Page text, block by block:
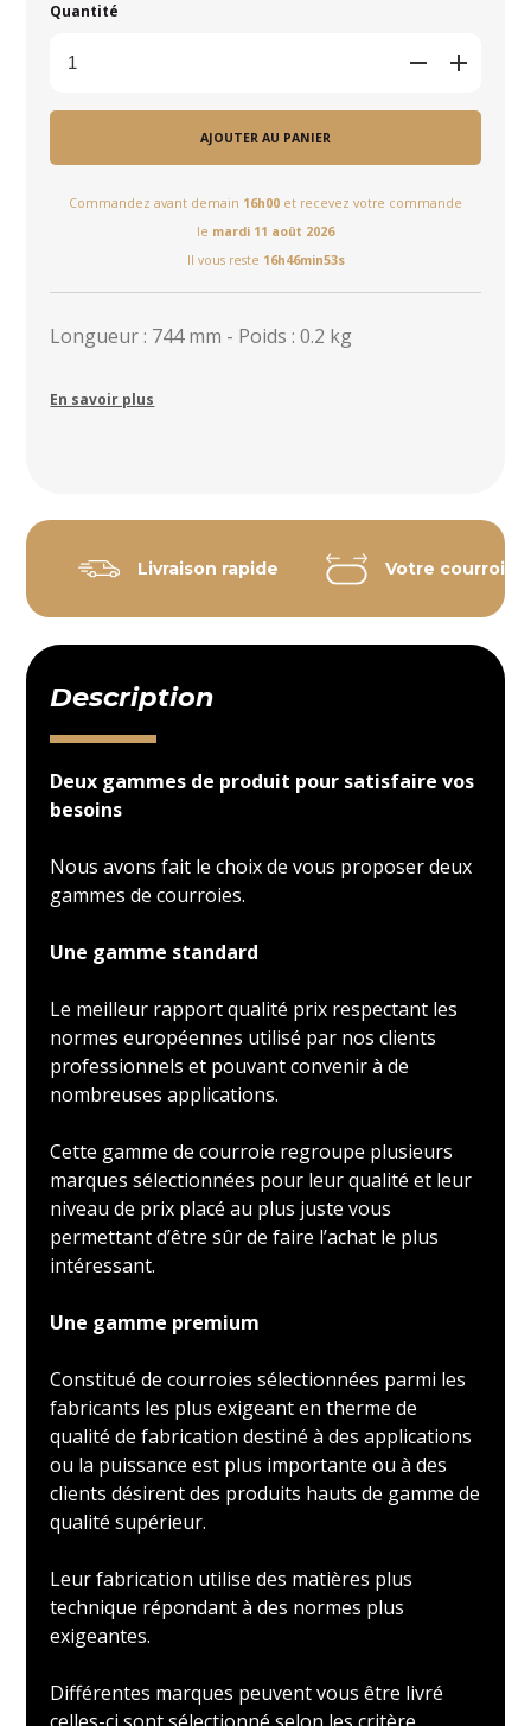
Quantité
AJOUTER AU PANIER
Commandez avant demain 16h00 et recevez votre commande
le mardi 11 août 2026
Il vous reste 16h46min53s
Longueur : 744 mm - Poids : 0.2 kg
En savoir plus
Livraison rapide Votre courroie
Description
Deux gammes de produit pour satisfaire vos
besoins
Nous avons fait le choix de vous proposer deux
gammes de courroies.
Une gamme standard
Le meilleur rapport qualité prix respectant les
normes européennes utilisé par nos clients
professionnels et pouvant convenir à de
nombreuses applications.
Cette gamme de courroie regroupe plusieurs
marques sélectionnées pour leur qualité et leur
niveau de prix placé au plus juste vous
permettant d’être sûr de faire l’achat le plus
intéressant.
Une gamme premium
Constitué de courroies sélectionnées parmi les
fabricants les plus exigeant en therme de
qualité de fabrication destiné à des applications
ou la puissance est plus importante ou à des
clients désirent des produits hauts de gamme de
qualité supérieur.
Leur fabrication utilise des matières plus
technique répondant à des normes plus
exigeantes.
Différentes marques peuvent vous être livré